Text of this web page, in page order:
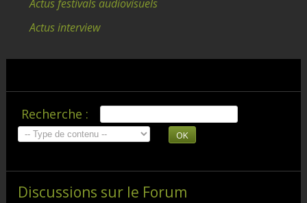
Actus festivals audiovisuels
Actus interview
Recherche :
OK
Discussions sur le Forum